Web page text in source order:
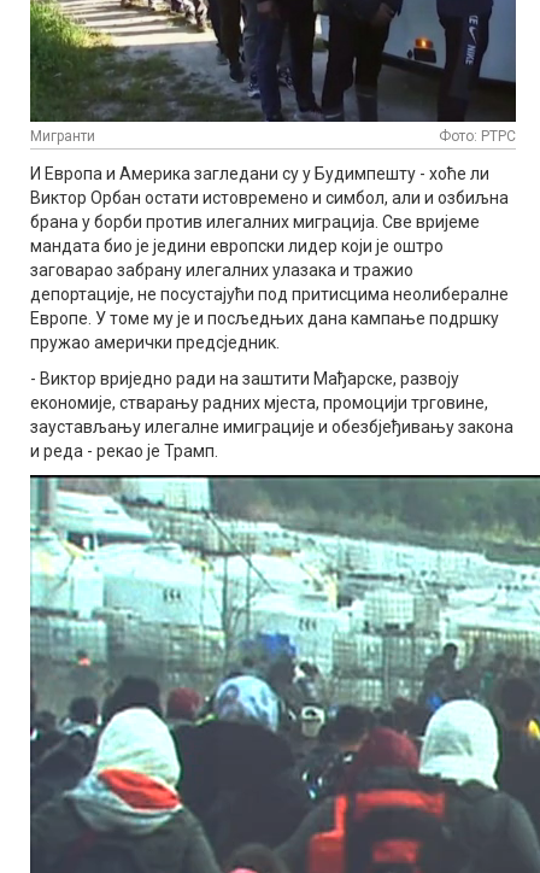
Мигранти Фото: РТРС
И Европа и Америка загледани су у Будимпешту - хоће ли
Виктор Орбан остати истовремено и симбол, али и озбиљна
брана у борби против илегалних миграција. Све вријеме
мандата био је једини европски лидер који је оштро
заговарао забрану илегалних улазака и тражио
депортације, не посустајући под притисцима неолибералне
Европе. У томе му је и посљедњих дана кампање подршку
пружао амерички предсједник.
- Виктор вриједно ради на заштити Мађарске, развоју
економије, стварању радних мјеста, промоцији трговине,
заустављању илегалне имиграције и обезбјеђивању закона
и реда - рекао је Трамп.